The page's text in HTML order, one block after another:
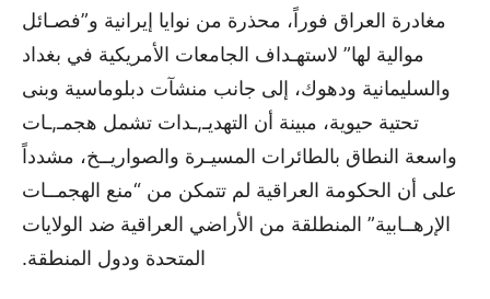
مغادرة العراق فوراً، محذرة من نوايا إيرانية و”فصـائل
موالية لها” لاستهـداف الجامعات الأمريكية في بغداد
والسليمانية ودهوك، إلى جانب منشآت دبلوماسية وبنى
تحتية حيوية، مبينة أن التهديـ,ـدات تشمل هجمـ,ـات
واسعة النطاق بالطائرات المسيـرة والصواريــخ، مشدداً
على أن الحكومة العراقية لم تتمكن من “منع الهجمــات
الإرهــابية” المنطلقة من الأراضي العراقية ضد الولايات
المتحدة ودول المنطقة.